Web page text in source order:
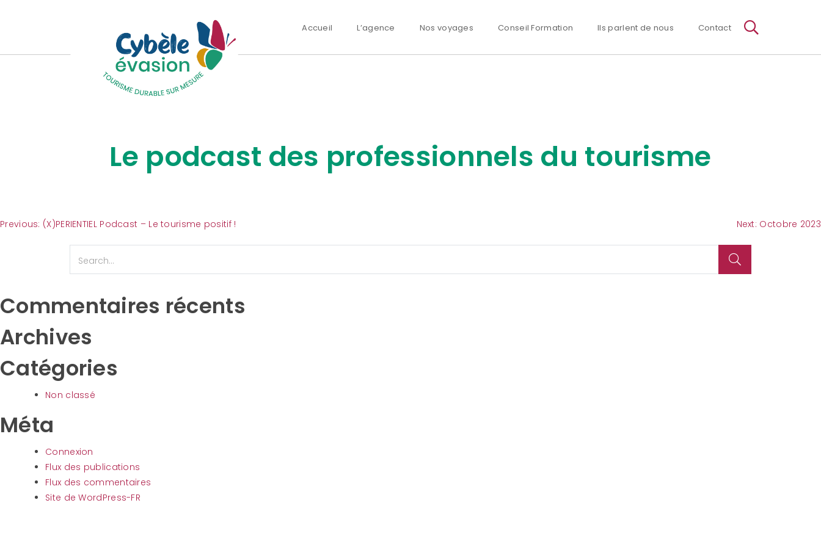
Accueil L’agence Nos voyages Conseil Formation Ils parlent de nous Contact
Le podcast des professionnels du tourisme
Navigation
Previous: (X)PERIENTIEL Podcast – Le tourisme positif ! Next: Octobre 2023
Commentaires récents
Archives
Catégories
Non classé
Méta
Connexion
Flux des publications
Flux des commentaires
Site de WordPress-FR